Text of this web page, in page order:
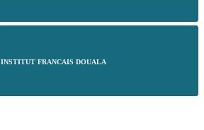
INSTITUT FRANCAIS DOUALA